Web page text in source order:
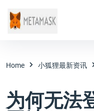
Home 小狐狸最新资讯
为何无法